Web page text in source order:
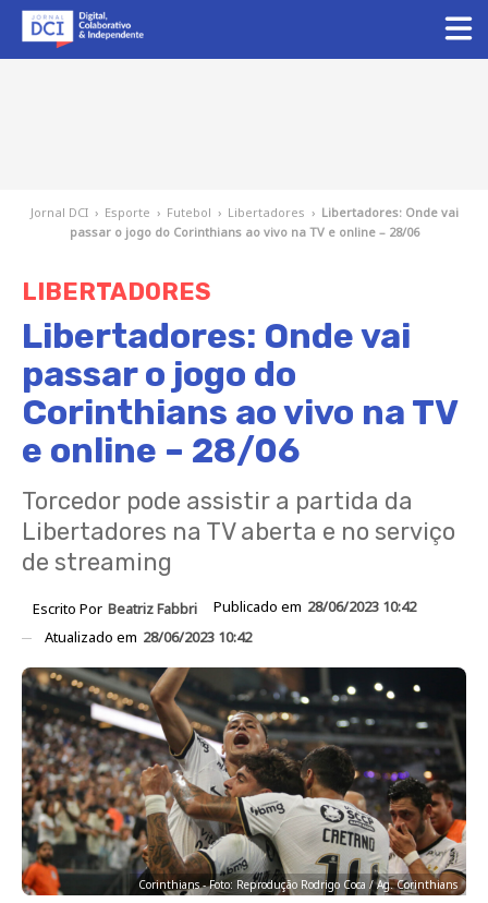
Jornal DCI › Esporte › Futebol › Libertadores › Libertadores: Onde vai
passar o jogo do Corinthians ao vivo na TV e online – 28/06
LIBERTADORES
Libertadores: Onde vai
passar o jogo do
Corinthians ao vivo na TV
e online – 28/06
Torcedor pode assistir a partida da
Libertadores na TV aberta e no serviço
de streaming
Escrito Por Beatriz Fabbri Publicado em 28/06/2023 10:42
Atualizado em 28/06/2023 10:42
Corinthians - Foto: Reprodução Rodrigo Coca / Ag. Corinthians